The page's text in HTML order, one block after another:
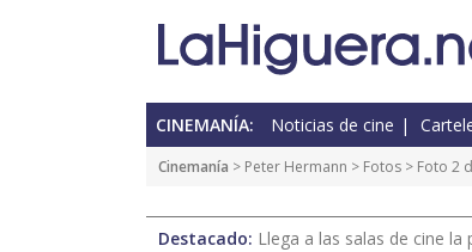
CINEMANÍA: Noticias de cine
Cinemanía > Peter Hermann > Fotos > Foto 2
Destacado: Llega a las salas de cine